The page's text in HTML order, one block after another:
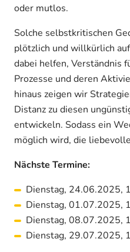
oder mutlos.
Solche selbstkritischen
plötzlich und willkürlich
dabei helfen, Verständnis
Prozesse und deren
hinaus zeigen wir
Distanz zu diesen
entwickeln. Sodass ein
möglich wird, die
Nächste Termine:
Dienstag, 24.06.2025,
Dienstag, 01.07.2025,
Dienstag, 08.07.2025,
Dienstag, 29.07.2025,